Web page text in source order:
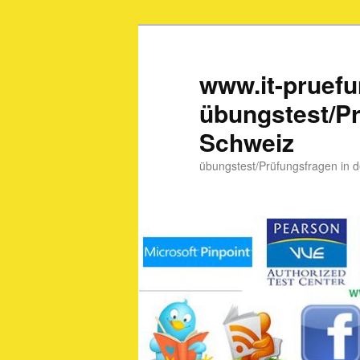
www.it-
übungstest/
Schweiz
übungstest/Prüfungsfragen in